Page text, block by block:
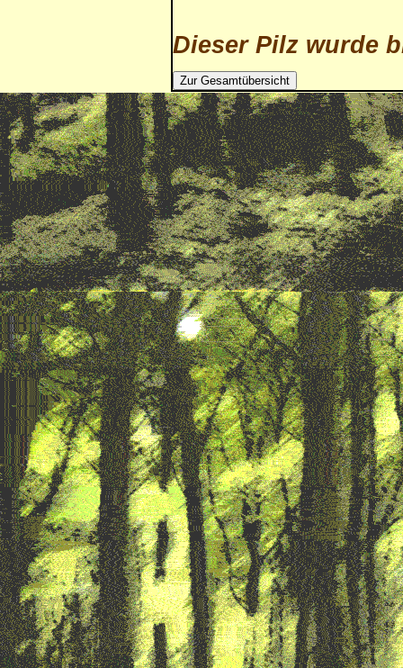
Dieser Pilz wurde